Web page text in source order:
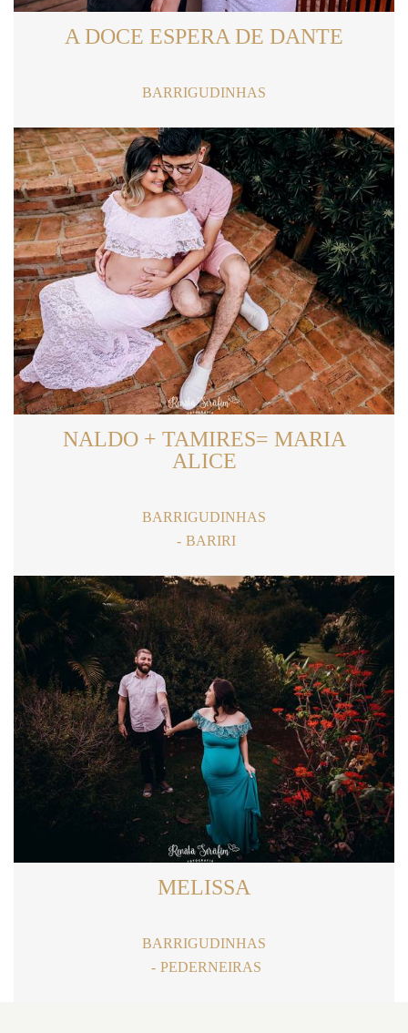
A DOCE ESPERA DE DANTE
BARRIGUDINHAS
NALDO + TAMIRES= MARIA
ALICE
BARRIGUDINHAS
BARIRI
MELISSA
BARRIGUDINHAS
PEDERNEIRAS